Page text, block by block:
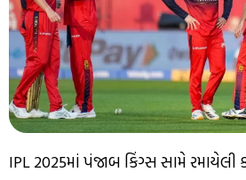
IPL 2025માં પંજાબ કિંગ્સ સામે રમાયેલી